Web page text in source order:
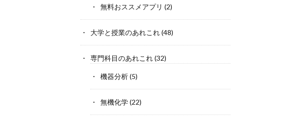
無料おススメアプリ (2)
大学と授業のあれこれ(48)
専門科目のあれこれ(32)
機器分析(5)
無機化学(22)